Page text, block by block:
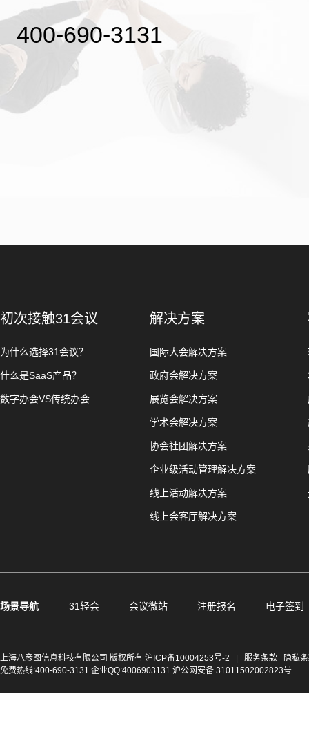
400-690-3131
初次接触31会议
为什么选择31会议？
什么是SaaS产品？
数字办会VS传统办会
解决方案
国际大会解决方案
政府会解决方案
展览会解决方案
学术会解决方案
协会社团解决方案
企业级活动管理解决方案
线上活动解决方案
线上会客厅解决方案
场景导航 31轻会 会议微站 注册报名 电子签到
上海八彦图信息科技有限公司 版权所有 沪ICP备10004253号-2 服务条款
隐私
免费热线:400-690-3131 企业QQ:4006903131 沪公网安备 31011502002823号